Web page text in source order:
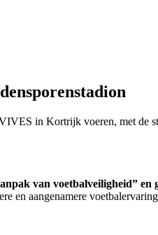
in Kortrijk voeren, met de
van voetbalveiligheid”
en aangenamere